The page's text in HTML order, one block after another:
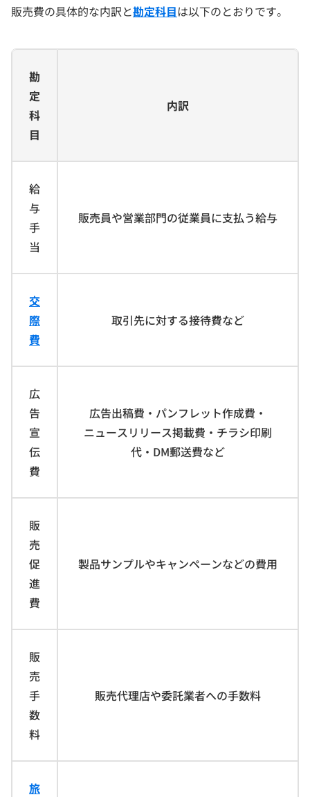
販売費の具体的な内訳と勘定科目は以下のとおりです。
勘
定
科
目
内訳
給
与
手
当
販売員や営業部門の従業員に支払う給与
交
際
費
取引先に対する接待費など
広
告
宣
伝
費
広告出稿費・パンフレット作成費・
ニュースリリース掲載費・チラシ印刷
代・DM郵送費など
販
売
促
進
費
製品サンプルやキャンペーンなどの費用
販
売
手
数
料
販売代理店や委託業者への手数料
旅